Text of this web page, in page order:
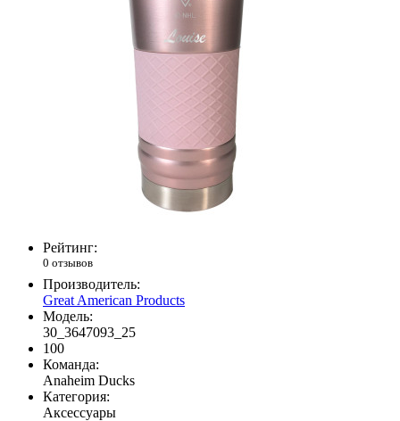
Рейтинг:
0 отзывов
Производитель:
Great American Products
Модель:
30_3647093_25
100
Команда:
Anaheim Ducks
Категория:
Аксессуары